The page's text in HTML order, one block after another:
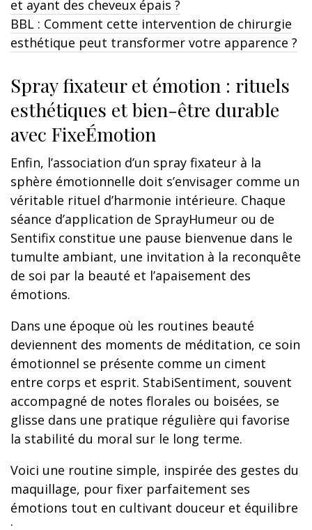
et ayant des cheveux épais ?
BBL : Comment cette intervention de chirurgie
esthétique peut transformer votre apparence ?
Spray fixateur et émotion : rituels
esthétiques et bien-être durable
avec FixeÉmotion
Enfin, l’association d’un spray fixateur à la
sphère émotionnelle doit s’envisager comme un
véritable rituel d’harmonie intérieure. Chaque
séance d’application de SprayHumeur ou de
Sentifix constitue une pause bienvenue dans le
tumulte ambiant, une invitation à la reconquête
de soi par la beauté et l’apaisement des
émotions.
Dans une époque où les routines beauté
deviennent des moments de méditation, ce soin
émotionnel se présente comme un ciment
entre corps et esprit. StabiSentiment, souvent
accompagné de notes florales ou boisées, se
glisse dans une pratique régulière qui favorise
la stabilité du moral sur le long terme.
Voici une routine simple, inspirée des gestes du
maquillage, pour fixer parfaitement ses
émotions tout en cultivant douceur et équilibre
: